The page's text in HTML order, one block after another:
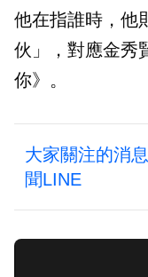
他在指誰時，他
伙」，對應金秀
你》。
大家關注的消
聞LINE